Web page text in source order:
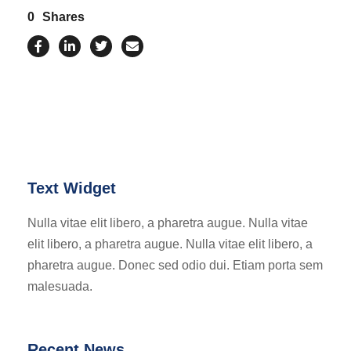
0 Shares
Text Widget
Nulla vitae elit libero, a pharetra augue. Nulla vitae
elit libero, a pharetra augue. Nulla vitae elit libero, a
pharetra augue. Donec sed odio dui. Etiam porta sem
malesuada.